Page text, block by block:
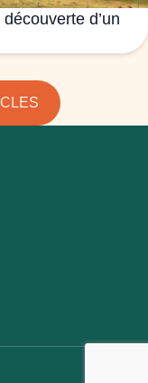
d’un
: youtube
le site : linkedin
sur le site : blog